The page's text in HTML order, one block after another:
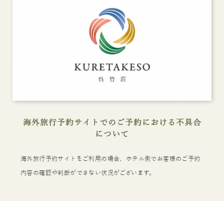
海外旅行予約サイトでのご予約における不具合
について
海外旅行予約サイトをご利用の場合、ホテル側でお客様のご予約
内容の確認や判断ができない状況がございます。